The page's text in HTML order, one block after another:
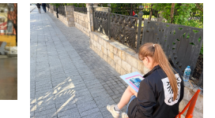
ты им интересен»